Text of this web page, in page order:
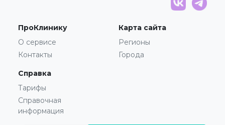
ПроКлинику
О сервисе
Контакты
Карта сайта
Регионы
Города
Справка
Тарифы
Справочная
информация